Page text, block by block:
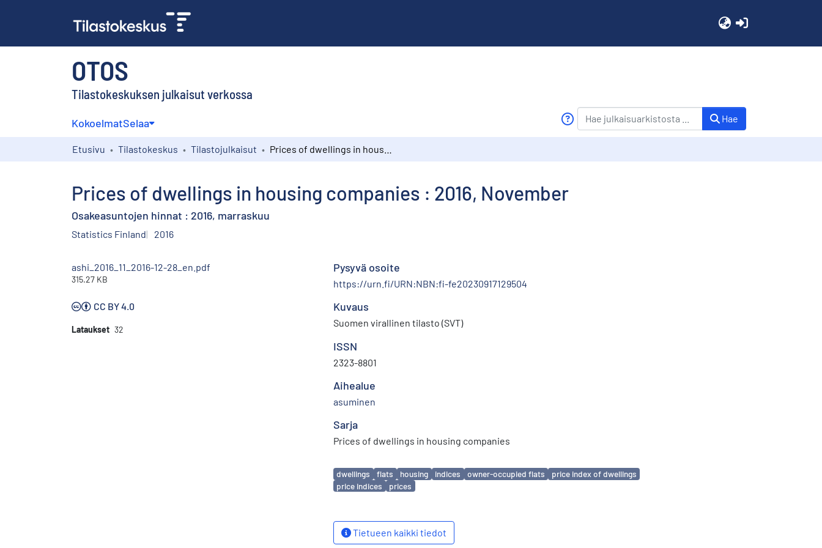
OTOS
Tilastokeskuksen julkaisut verkossa
KokoelmatSelaa Hae
Etusivu Tilastokeskus Tilastojulkaisut
Prices of dwellings in housing companies : 2016, November
Osakeasuntojen hinnat : 2016, marraskuu
Statistics Finland 2016
ashi_2016_11_2016-12-28_en.pdf
315.27 KB
CC BY 4.0
Lataukset 32
Pysyvä osoite
https://urn.fi/URN:NBN:fi-fe20230917129504
Kuvaus
Suomen virallinen tilasto (SVT)
ISSN
2323-8801
Aihealue
asuminen
Sarja
Prices of dwellings in housing companies
Avainsanat
dwellings flats housing indices owner-occupied flats
price index of dwellings
price indices
prices
Tietueen kaikki tiedot